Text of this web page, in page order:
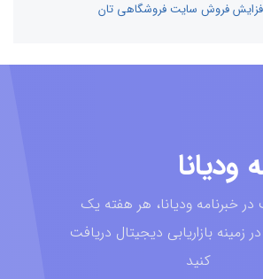
ودیانا
خبرنامه ودیانا، هر هفته یک
زمینه بازاریابی دیجیتال دریافت
کنید